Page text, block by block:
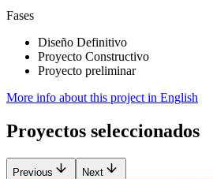
Fases
Diseño Definitivo
Proyecto Constructivo
Proyecto preliminar
More info about this project in English
Proyectos seleccionados
Previous Next